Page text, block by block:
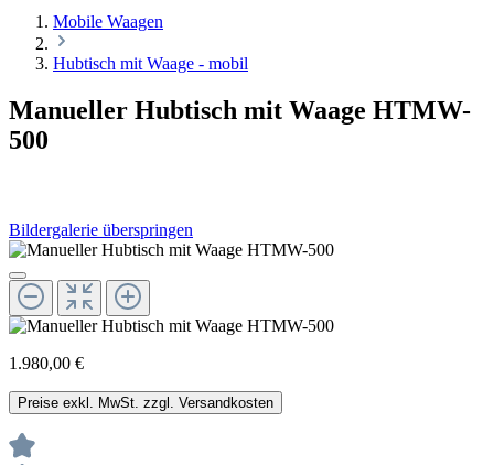
Mobile Waagen
Hubtisch mit Waage - mobil
Manueller Hubtisch mit Waage HTMW-
500
Bildergalerie überspringen
1.980,00 €
Preise exkl. MwSt. zzgl. Versandkosten